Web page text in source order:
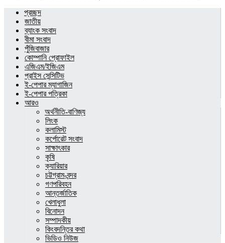
প্রচ্ছদ
জাতীয়
ব্যাংক সংবাদ
বীমা সংবাদ
পুঁজিবাজার
কোম্পানি প্রোফাইল
এজিএম/ইজিএম
প্রাইস সেন্সিটিভ
ই-পেপার ম্যাগাজিন
ই-পেপার পত্রিকা
আরও
অর্থনীতি-বাণিজ্য
লিংক
কলামিস্ট
কর্পোরেট সংবাদ
সাক্ষাৎকার
কৃষি
ক্যারিয়ার
চট্টগ্রাম-বন্দর
গণপরিবহন
আন্তর্জাতিক
খেলাধুলা
বিনোদন
সম্পাদকীয়
কিংবদন্তির কথা
ভিডিও নিউজ